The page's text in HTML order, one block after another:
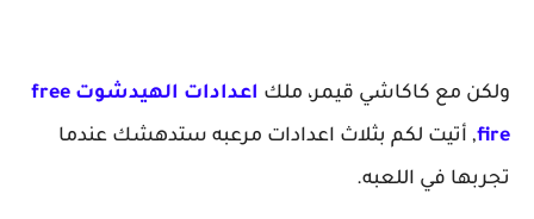
مع كاكاشي قيمر، ملك
اعدادات الهيدشوت free
أتيت لكم بثلاث اعدادات مرعبه ستدهشك عندما
في اللعبه.